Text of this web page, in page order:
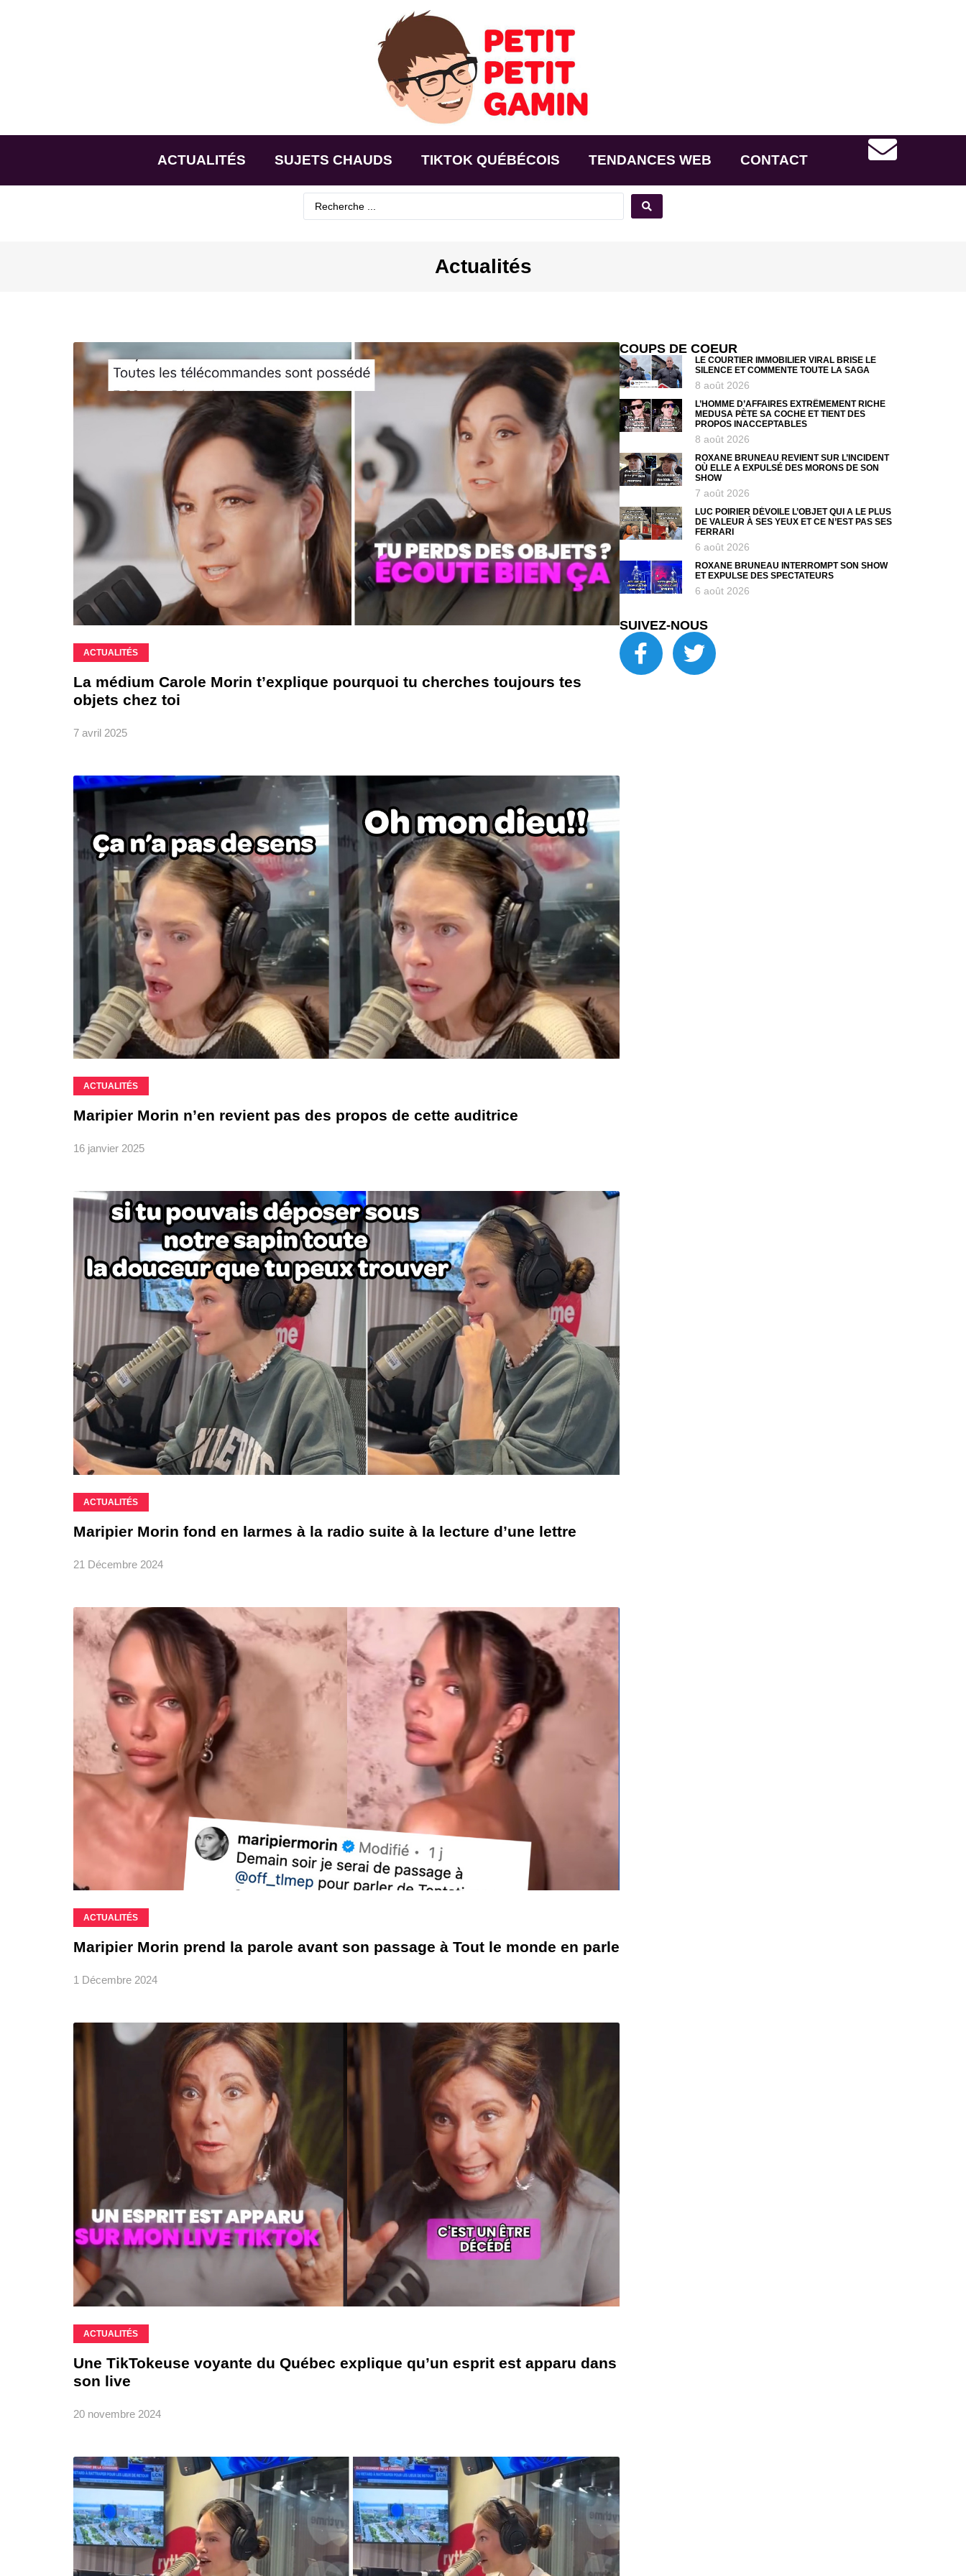
ACTUALITÉS SUJETS CHAUDS TIKTOK QUÉBÉCOIS TENDANCES WEB CONTACT
Actualités
ACTUALITÉS
La médium Carole Morin t’explique pourquoi tu cherches toujours tes
objets chez toi
7 avril 2025
ACTUALITÉS
Maripier Morin n’en revient pas des propos de cette auditrice
16 janvier 2025
ACTUALITÉS
Maripier Morin fond en larmes à la radio suite à la lecture d’une lettre
21 Décembre 2024
ACTUALITÉS
Maripier Morin prend la parole avant son passage à Tout le monde en parle
1 Décembre 2024
ACTUALITÉS
Une TikTokeuse voyante du Québec explique qu’un esprit est apparu dans
son live
20 novembre 2024
COUPS DE COEUR
LE COURTIER IMMOBILIER VIRAL BRISE LE
SILENCE ET COMMENTE TOUTE LA SAGA
8 août 2026
L’HOMME D’AFFAIRES EXTRÊMEMENT RICHE
MEDUSA PÈTE SA COCHE ET TIENT DES
PROPOS INACCEPTABLES
8 août 2026
ROXANE BRUNEAU REVIENT SUR L’INCIDENT
OÙ ELLE A EXPULSÉ DES MORONS DE SON
SHOW
7 août 2026
LUC POIRIER DÉVOILE L’OBJET QUI A LE PLUS
DE VALEUR À SES YEUX ET CE N’EST PAS SES
FERRARI
6 août 2026
ROXANE BRUNEAU INTERROMPT SON SHOW
ET EXPULSE DES SPECTATEURS
6 août 2026
SUIVEZ-NOUS